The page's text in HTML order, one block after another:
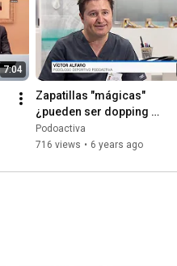
7:04
Zapatillas "mágicas"
¿pueden ser dopping
tecnológico? - RTVE
Podoactiva
716 views • 6 years ago